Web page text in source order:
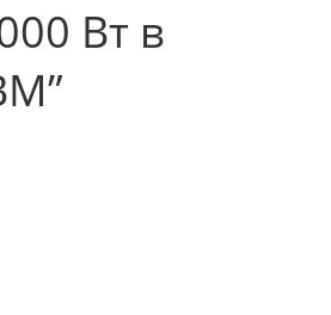
Вт в